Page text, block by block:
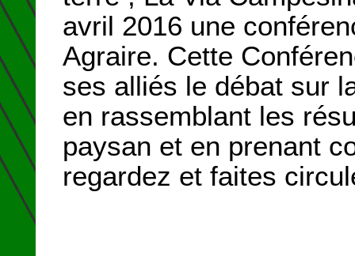
avril 2016 une
Agraire. Cette
ses alliés le débat sur
en rassemblant les
paysan et en prenant
regardez et faites